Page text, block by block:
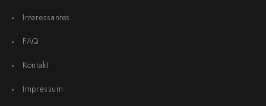
Interessantes
FAQ
Kontakt
Impressum